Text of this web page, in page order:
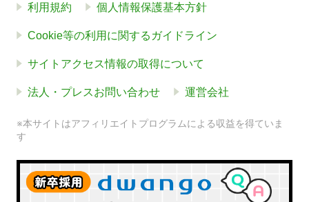
利用規約 個人情報保護基本方針
Cookie等の利用に関するガイドライン
サイトアクセス情報の取得について
法人・プレスお問い合わせ 運営会社
※本サイトはアフィリエイトプログラムによる収益を得ていま
す